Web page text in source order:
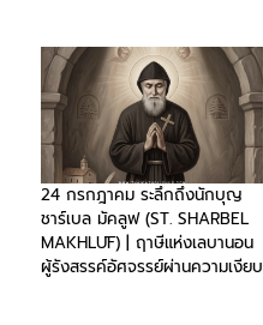
24 กรกฎาคม ระลึกถึงนักบุญ
ชาร์เบล มัคลูฟ (ST. SHARBEL
MAKHLŪF) | ฤาษีแห่งเลบานอน
ผู้รังสรรค์อัศจรรย์ผ่านความเงียบ